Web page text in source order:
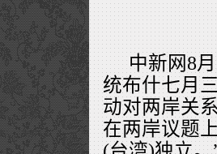
中新网8
统布什七月
动对两岸关
在两岸议题